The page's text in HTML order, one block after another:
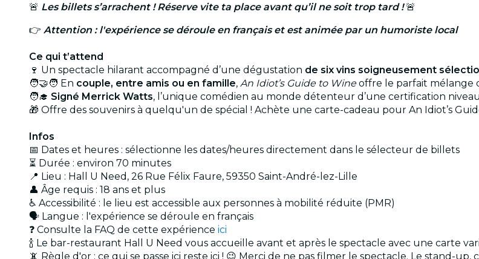
🚨 Les billets s’arrachent ! Réserve vite ta place avant qu’il ne soit trop tard !🚨
👉 Attention : l'expérience se déroule en français et est animée par un humoriste local
Ce qui t’attend
🍷 Un spectacle hilarant accompagné d’une dégustation de six vins soigneusement
🧑‍🤝‍🧑 En couple, entre amis ou en famille, An Idiot’s Guide to Wineoffre le parfait mélange
🧑‍🎓 Signé Merrick Watts, l’unique comédien au monde détenteur d’une certification
🎁 Offre des souvenirs à quelqu'un de spécial ! Achète une carte-cadeau pour An Idiot’s
Infos
📅 Dates et heures : sélectionne les dates/heures directement dans le sélecteur de billets
⏳ Durée : environ 70 minutes
📍 Lieu : Hall U Need, 26 Rue Félix Faure, 59350 Saint-André-lez-Lille
👤 Âge requis : 18 ans et plus
♿ Accessibilité : le lieu est accessible aux personnes à mobilité réduite (PMR)
🗣️ Langue : l'expérience se déroule en français
❓ Consulte la FAQ de cette expérience ici
🍾 Le bar-restaurant Hall U Need vous accueille avant et après le spectacle avec une carte
📵 Règle d'or : ce qui se passe ici reste ici ! 😉 Merci de ne pas filmer le spectacle. Le stand-